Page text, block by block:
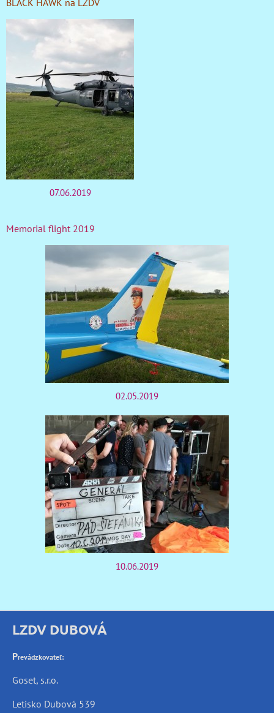
07.06.2019
Memorial flight 2019
02.05.2019
10.06.2019
LZDV DUBOVÁ
Prevádzkovateľ:
Goset, s.r.o.
Letisko Dubová 539